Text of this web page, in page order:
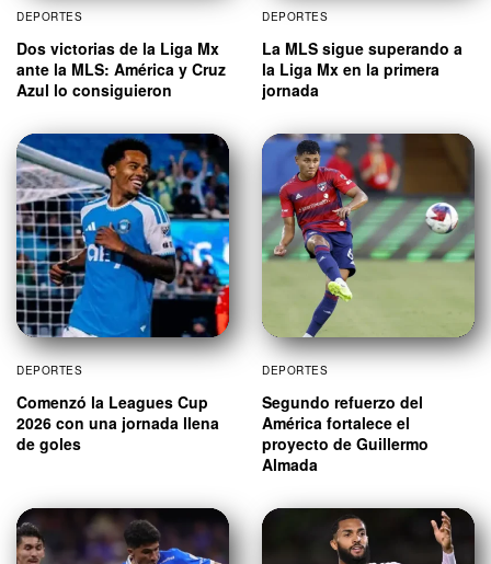
DEPORTES
Dos victorias de la Liga Mx
ante la MLS: América y Cruz
Azul lo consiguieron
DEPORTES
La MLS sigue superando a
la Liga Mx en la primera
jornada
DEPORTES
Comenzó la Leagues Cup
2026 con una jornada llena
de goles
DEPORTES
Segundo refuerzo del
América fortalece el
proyecto de Guillermo
Almada